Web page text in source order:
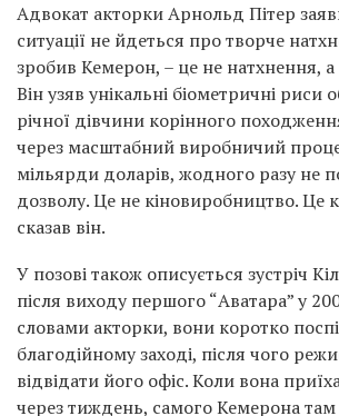
Адвокат акторки Арнольд Пітер
ситуації не йдеться про творче
зробив Кемерон, – це не натхнення,
Він узяв унікальні біометричні риси
річної дівчини корінного
через масштабний виробничий
мільярди доларів, жодного разу не
дозволу. Це не кіновиробництво. Це
сказав він.
У позові також описується зустріч
після виходу першого “Аватара” у
словами акторки, вони коротко
благодійному заході, після чого
відвідати його офіс. Коли вона
через тиждень, самого Кемерона там